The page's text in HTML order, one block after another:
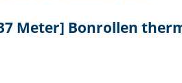
Meter] Bonrollen